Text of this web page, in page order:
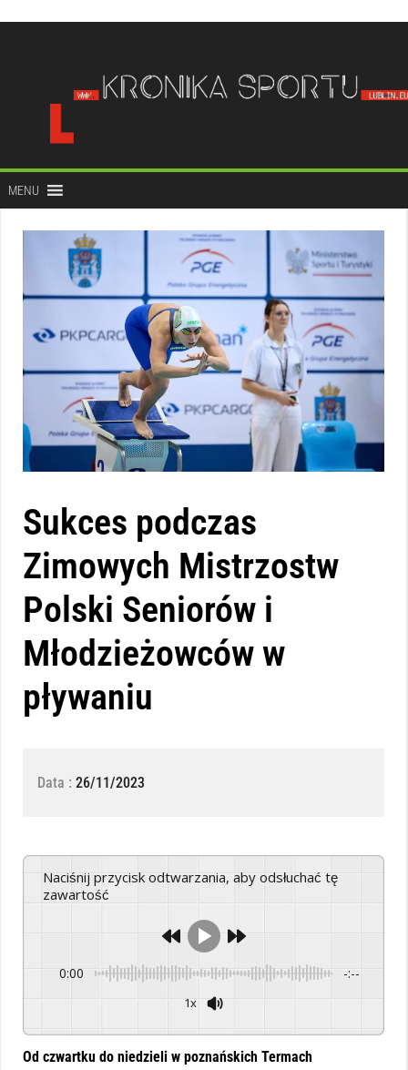
treści
MENU
Sukces podczas
Zimowych Mistrzostw
Polski Seniorów i
Młodzieżowców w
pływaniu
Data : 26/11/2023
Naciśnij przycisk odtwarzania, aby odsłuchać tę
zawartość
0:00 -:--
1x
Od czwartku do niedzieli w poznańskich Termach